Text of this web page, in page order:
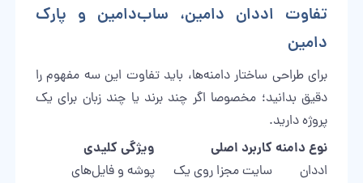
تفاوت اددان دامین، ساب‌دامین و پارک
دامین
برای طراحی ساختار دامنه‌ها، باید تفاوت این سه مفهوم را
دقیق بدانید؛ مخصوصا اگر چند برند یا چند زبان برای یک
پروژه دارید.
نوع دامنهکاربرد اصلی ویژگی کلیدی
اددان
سایت مجزا روی یک
پوشه و فایل‌های